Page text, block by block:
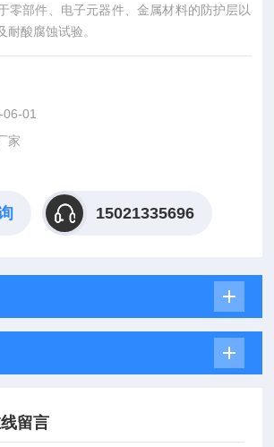
零部件、电子元器件、金属材料的防护层以
耐酸腐蚀试验。
01
家
15021335696
留言